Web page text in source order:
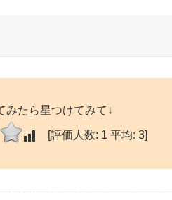
みたら星つけてみて↓
[評価人数: 1 平均: 3]